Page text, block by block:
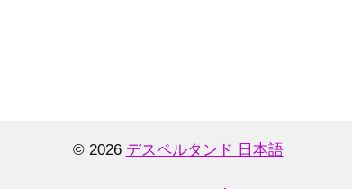
© 2026 デスペルタンド 日本語